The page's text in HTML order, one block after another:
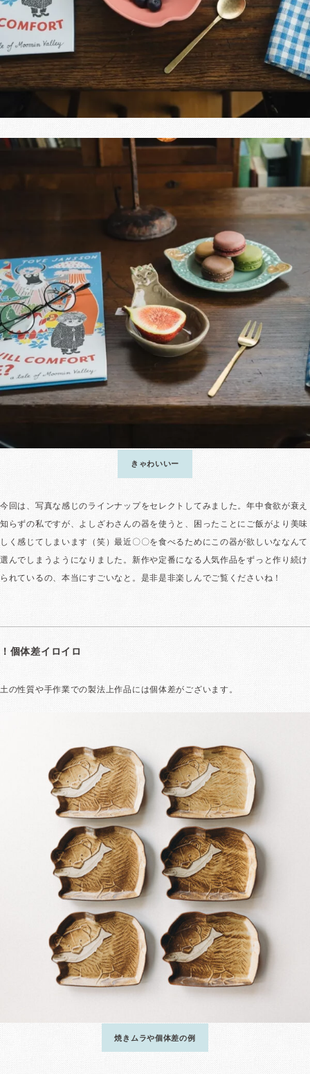
きゃわいいー
今回は、写真な感じのラインナップをセレクトしてみました。年中食欲が衰え
知らずの私ですが、よしざわさんの器を使うと、困ったことにご飯がより美味
しく感じてしまいます（笑）最近〇〇を食べるためにこの器が欲しいななんて
選んでしまうようになりました。新作や定番になる人気作品をずっと作り続け
られているの、本当にすごいなと。是非是非楽しんでご覧くださいね！
！個体差イロイロ
土の性質や手作業での製法上作品には個体差がございます。
焼きムラや個体差の例